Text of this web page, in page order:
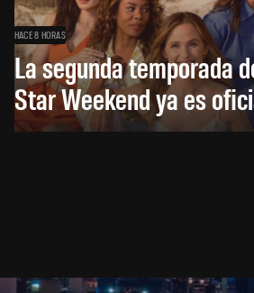
HACE 8 HORAS
La segunda temporada
Star Weekend ya es